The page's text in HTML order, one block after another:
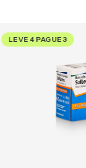
LEVE 4 PAGUE 3